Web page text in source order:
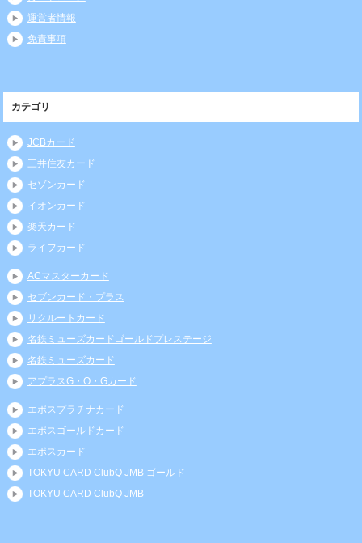
運営者情報
免責事項
カテゴリ
JCBカード
三井住友カード
セゾンカード
イオンカード
楽天カード
ライフカード
ACマスターカード
セブンカード・プラス
リクルートカード
名鉄ミューズカードゴールドプレステージ
名鉄ミューズカード
アプラスG・O・Gカード
エポスプラチナカード
エポスゴールドカード
エポスカード
TOKYU CARD ClubQ JMB ゴールド
TOKYU CARD ClubQ JMB